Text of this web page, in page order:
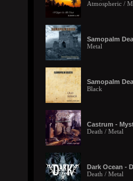
Atmospheric /
Samopalm
Metal
Samopalm
Black
Castrum -
Death / Metal
Dark Ocean -
Death / Metal